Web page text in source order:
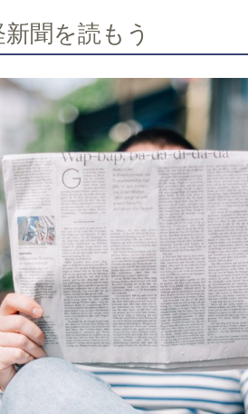
聞を読もう